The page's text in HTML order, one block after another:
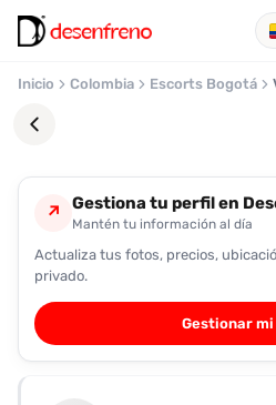
Inicio Colombia Escorts Bogotá
Favoritos
Pronto
podrás
registrarte
↗ Gestiona tu perfil en
Mantén tu información al día
Actualiza tus fotos, precios,
privado.
Gestionar